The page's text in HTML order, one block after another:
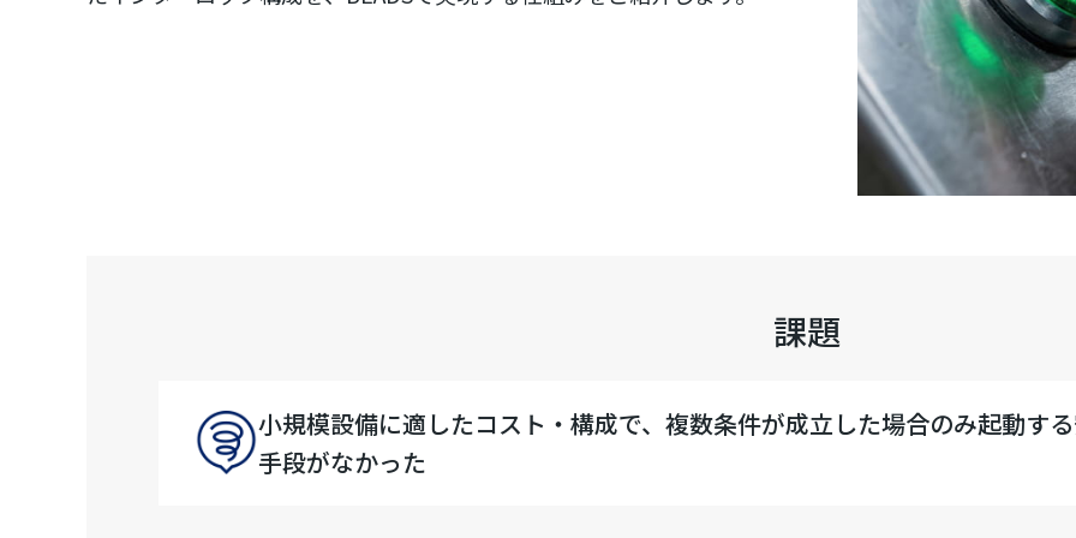
課題
小規模設備に適したコスト・構成で、複数条件が成立した場合のみ起動す
手段がなかった